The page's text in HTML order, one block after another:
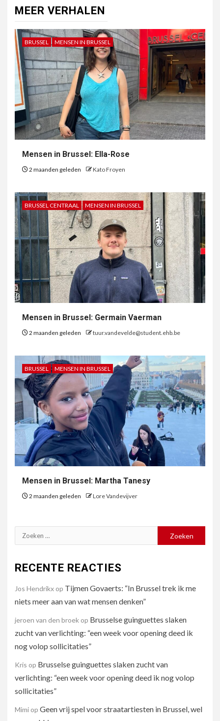
MEER VERHALEN
BRUSSEL MENSEN IN BRUSSEL
Mensen in Brussel: Ella-Rose
2 maanden geleden Kato Froyen
BRUSSEL CENTRAAL MENSEN IN BRUSSEL
Mensen in Brussel: Germain Vaerman
2 maanden geleden tuur.vandevelde@student.ehb.be
BRUSSEL MENSEN IN BRUSSEL
Mensen in Brussel: Martha Tanesy
2 maanden geleden Lore Vandevijver
Zoeken
naar:
RECENTE REACTIES
Jos Hendrikx op Tijmen Govaerts: “In Brussel trek ik me
niets meer aan van wat mensen denken”
jeroen van den broek op Brusselse guinguettes slaken
zucht van verlichting: “een week voor opening deed ik
nog volop sollicitaties”
Kris op Brusselse guinguettes slaken zucht van
verlichting: “een week voor opening deed ik nog volop
sollicitaties”
Mimi op Geen vrij spel voor straatartiesten in Brussel, wel